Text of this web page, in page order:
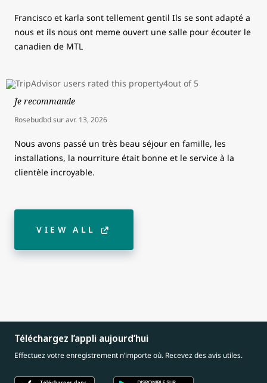
Francisco et karla sont tellement gentil Ils se sont adapté a
nous et ils nous ont meme ouvert une salle pour écouter le
canadien de MTL
Je recommande
Rosebudbdsuravr. 13, 2026
Nous avons passé un très beau séjour en famille, les
installations, la nourriture était bonne et le service à la
clientèle incroyable.
VIEW ALL
Téléchargez l’appli aujourd’hui
Effectuez votre enregistrement n’importe où. Recevez des avis utiles.